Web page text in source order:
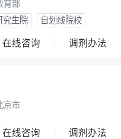
育部
究生院 自划线院校
在线咨询 调剂办法
京市
在线咨询 调剂办法